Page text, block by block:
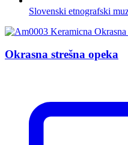
Slovenski etnografski
Okrasna strešna opeka